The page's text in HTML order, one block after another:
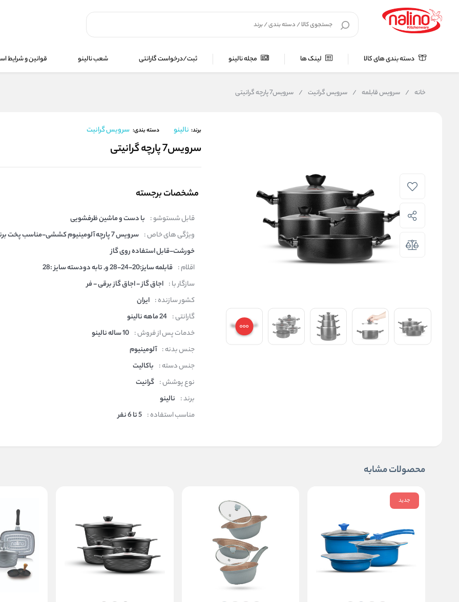
دسته بندی های کالا لینک ها مجله نالینو ثبت/درخواست گارانتی شعب نالینو قوانین و شرایط
خانه / سرویس قابلمه / سرویس گرانیت / سرویس7 پارچه گرانیتی
برند: نالینو دسته بندی: سرویس گرانیت
سرویس7 پارچه گرانیتی
مشخصات برجسته
قابل شستوشو : با دست و ماشین ظرفشویی
ویژگی های خاص :
سرویس 7 پارچه آلومینیوم کششی-مناسب پخت
خورشت-قابل استفاده روی گاز
اقلام : قابلمه سایز:20-24-28 و, تابه دودسته سایز :28
سازگار با : اجاق گاز - اجاق گاز برقی - فر
کشور سازنده : ایران
گارانتی : 24 ماهه نالینو
خدمات پس از فروش : 10 ساله نالینو
جنس بدنه : آلومینیوم
جنس دسته : باکالیت
نوع پوشش : گرانیت
برند : نالینو
مناسب استفاده : 5 تا 6 نفر
محصولات مشابه
جدید